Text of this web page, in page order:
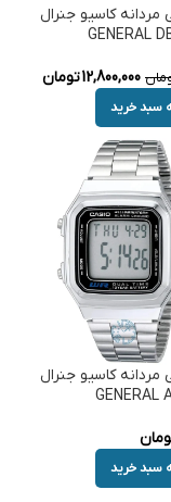
کاسیو جنرال
GENERAL
12,800,000تومان
سبد خرید
کاسیو جنرال
GENERAL
سبد خرید